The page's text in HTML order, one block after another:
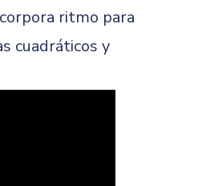
ritmo para
cuadráticos y